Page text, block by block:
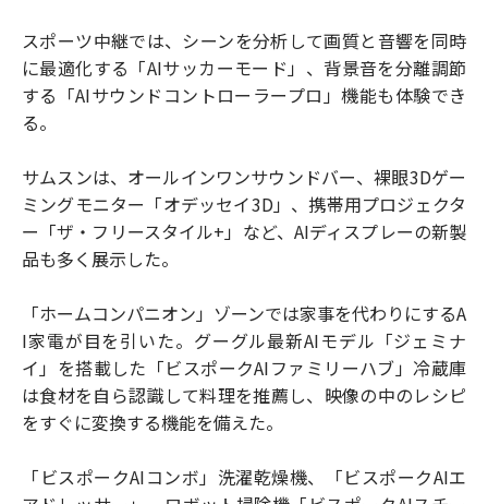
スポーツ中継では、シーンを分析して画質と音響を同時
に最適化する「AIサッカーモード」、背景音を分離調節
する「AIサウンドコントローラープロ」機能も体験でき
る。
サムスンは、オールインワンサウンドバー、裸眼3Dゲー
ミングモニター「オデッセイ3D」、携帯用プロジェクタ
ー「ザ・フリースタイル+」など、AIディスプレーの新製
品も多く展示した。
「ホームコンパニオン」ゾーンでは家事を代わりにするA
I家電が目を引いた。グーグル最新AIモデル「ジェミナ
イ」を搭載した「ビスポークAIファミリーハブ」冷蔵庫
は食材を自ら認識して料理を推薦し、映像の中のレシピ
をすぐに変換する機能を備えた。
「ビスポークAIコンボ」洗濯乾燥機、「ビスポークAIエ